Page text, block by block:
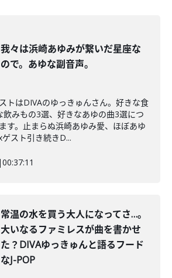
我々は浜崎あゆみが繋いだ星座な
ので。あゆな副音声。
トはDIVAのゆっきゅんさん。好きな食
飲みもの3選、好きなあゆの曲3選につ
す。止まらぬ浜崎あゆみ愛、ほぼあゆ
スト引き続きD...
|00:37:11
常温の水を買う大人になってさ…。
大いなるファミレスが曲を書かせ
た？DIVAゆっきゅんと語るフード
なJ-POP